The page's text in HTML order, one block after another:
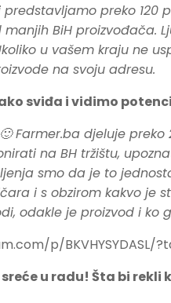
preko
BiH proizvođača.
u vašem kraju ne
na svoju adresu.
sviđa i vidimo
Farmer.ba djeluje
na BH tržištu,
smo da je to
i s obzirom kakvo je
odakle je proizvod i ko
p/BKVHYSYDASL/
u radu! Šta bi